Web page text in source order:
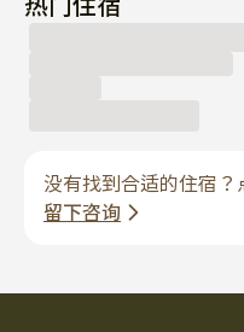
没有找到合适的住宿？
留下咨询